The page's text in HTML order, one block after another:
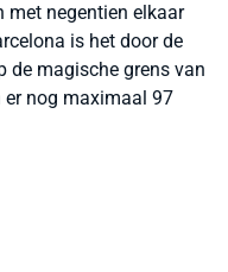
negentien elkaar
is het door de
de magische grens van
er nog maximaal 97